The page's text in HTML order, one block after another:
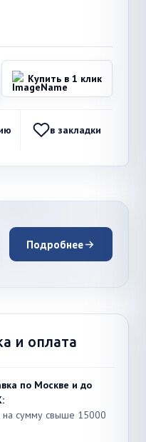
Купить в 1 клик
в закладки
Подробнее
и оплата
по Москве и до
на сумму свыше 15000